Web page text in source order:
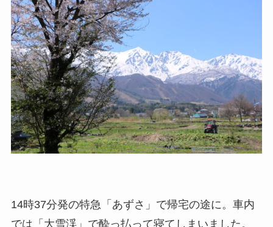
14時37分発の特急「あずさ」で帰宅の途に。車内
では「大雪渓」で酔っ払って寝てしまいました。